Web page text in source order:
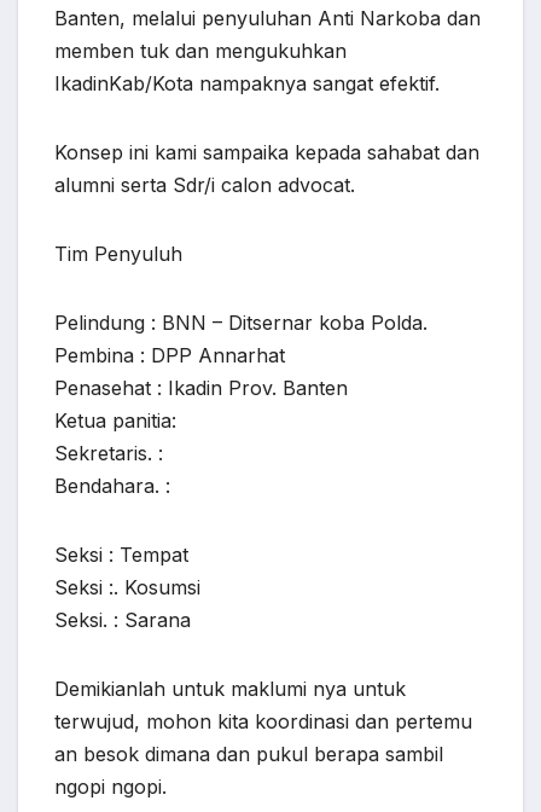
Banten, melalui penyuluhan Anti Narkoba dan
memben tuk dan mengukuhkan
IkadinKab/Kota nampaknya sangat efektif.
Konsep ini kami sampaika kepada sahabat dan
alumni serta Sdr/i calon advocat.
Tim Penyuluh
Pelindung : BNN – Ditsernar koba Polda.
Pembina : DPP Annarhat
Penasehat : Ikadin Prov. Banten
Ketua panitia:
Sekretaris. :
Bendahara. :
Seksi : Tempat
Seksi :. Kosumsi
Seksi. : Sarana
Demikianlah untuk maklumi nya untuk
terwujud, mohon kita koordinasi dan pertemu
an besok dimana dan pukul berapa sambil
ngopi ngopi.